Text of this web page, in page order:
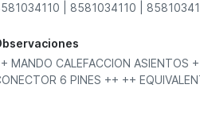
| 8581034110 |
MANDO CALEFACCION ASIENTOS
6 PINES ++ ++